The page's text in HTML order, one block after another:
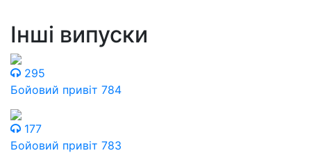
Інші випуски
295
Бойовий привіт 784
177
Бойовий привіт 783